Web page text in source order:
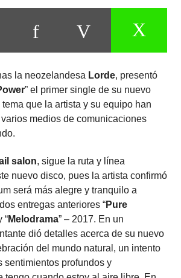
la neozelandesa Lorde, presentó
” el primer single de su nuevo
que la artista y su equipo han
medios de comunicaciones
salon, sigue la ruta y línea
nuevo disco, pues la artista confirmó
será más alegre y tranquilo a
entregas anteriores “Pure
“Melodrama” – 2017. En un
dió detalles acerca de su nuevo
del mundo natural, un intento
sentimientos profundos y